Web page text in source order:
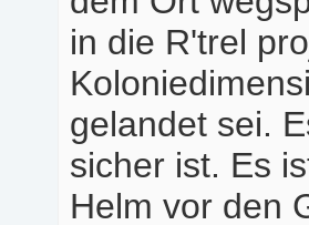
in die R'trel
gelandet sei.
sicher ist. Es
Helm vor den